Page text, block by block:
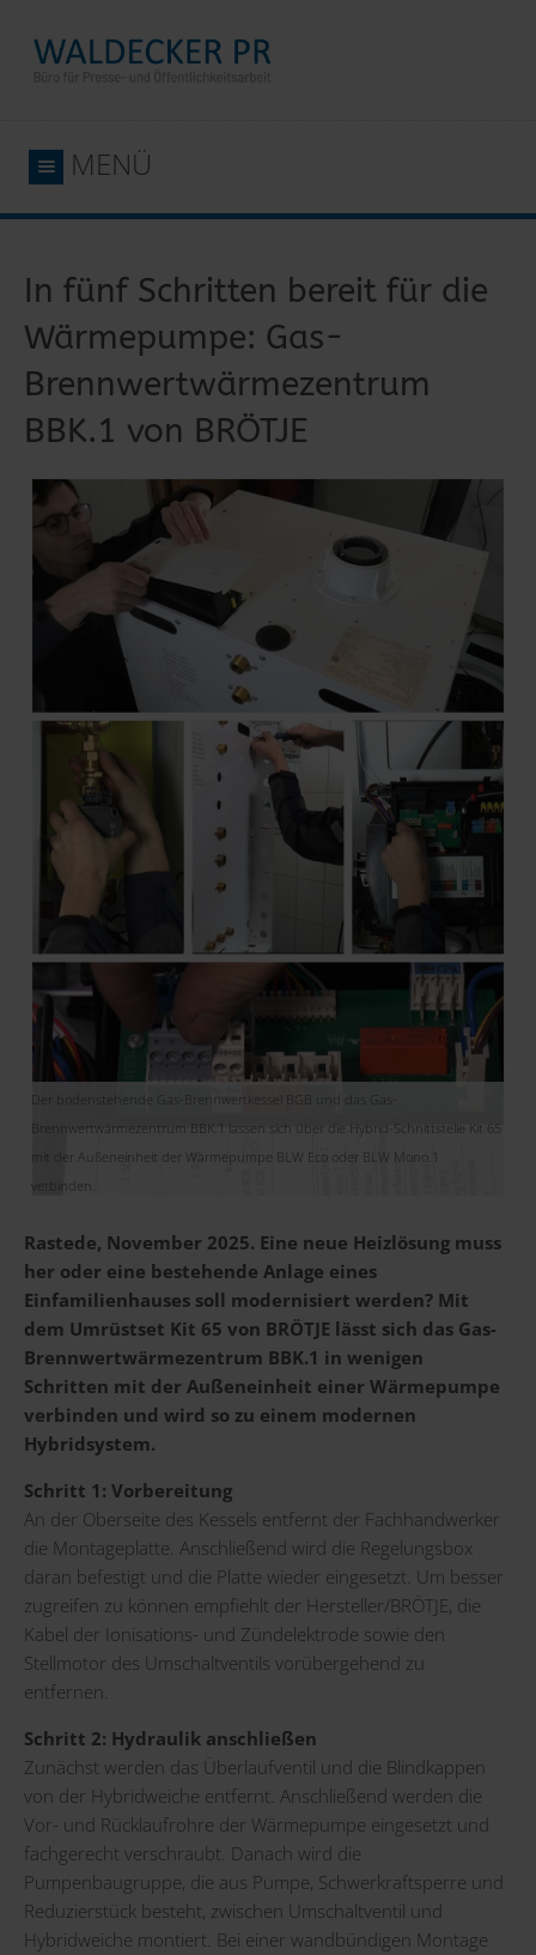
MENÜ
In fünf Schritten bereit für die
Wärmepumpe: Gas-
Brennwertwärmezentrum
BBK.1 von BRÖTJE
Der bodenstehende Gas-Brennwertkessel BGB und das Gas-
Brennwertwärmezentrum BBK.1 lassen sich über die Hybrid-Schnittstelle Kit 65
mit der Außeneinheit der Wärmepumpe BLW Eco oder BLW Mono.1
verbinden.
Rastede, November 2025. Eine neue Heizlösung muss
her oder eine bestehende Anlage eines
Einfamilienhauses soll modernisiert werden? Mit
dem Umrüstset Kit 65 von BRÖTJE lässt sich das Gas-
Brennwertwärmezentrum BBK.1 in wenigen
Schritten mit der Außeneinheit einer Wärmepumpe
verbinden und wird so zu einem modernen
Hybridsystem.
Schritt 1: Vorbereitung
An der Oberseite des Kessels entfernt der Fachhandwerker
die Montageplatte. Anschließend wird die Regelungsbox
daran befestigt und die Platte wieder eingesetzt. Um besser
zugreifen zu können empfiehlt der Hersteller/BRÖTJE, die
Kabel der Ionisations- und Zündelektrode sowie den
Stellmotor des Umschaltventils vorübergehend zu
entfernen.
Schritt 2: Hydraulik anschließen
Zunächst werden das Überlaufventil und die Blindkappen
von der Hybridweiche entfernt. Anschließend werden die
Vor- und Rücklaufrohre der Wärmepumpe eingesetzt und
fachgerecht verschraubt. Danach wird die
Pumpenbaugruppe, die aus Pumpe, Schwerkraftsperre und
Reduzierstück besteht, zwischen Umschaltventil und
Hybridweiche montiert. Bei einer wandbündigen Montage